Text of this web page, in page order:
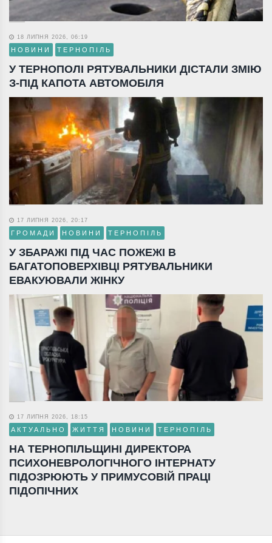
18 ЛИПНЯ 2026, 06:19
НОВИНИ ТЕРНОПІЛЬ
У ТЕРНОПОЛІ РЯТУВАЛЬНИКИ ДІСТАЛИ ЗМІЮ
З-ПІД КАПОТА АВТОМОБІЛЯ
17 ЛИПНЯ 2026, 20:17
ГРОМАДИ НОВИНИ ТЕРНОПІЛЬ
У ЗБАРАЖІ ПІД ЧАС ПОЖЕЖІ В
БАГАТОПОВЕРХІВЦІ РЯТУВАЛЬНИКИ
ЕВАКУЮВАЛИ ЖІНКУ
17 ЛИПНЯ 2026, 18:15
АКТУАЛЬНО ЖИТТЯ НОВИНИ ТЕРНОПІЛЬ
НА ТЕРНОПІЛЬЩИНІ ДИРЕКТОРА
ПСИХОНЕВРОЛОГІЧНОГО ІНТЕРНАТУ
ПІДОЗРЮЮТЬ У ПРИМУСОВІЙ ПРАЦІ
ПІДОПІЧНИХ